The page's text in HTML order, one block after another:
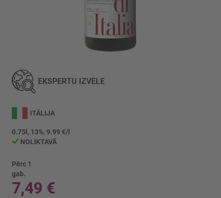
uz
galerijas
sākumu
EKSPERTU IZVĒLE
ITĀLIJA
0.75l, 13%, 9.99 €/l
NOLIKTAVĀ
Pērc 1
gab.
7,49 €